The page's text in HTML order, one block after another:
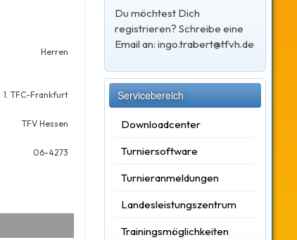
Herren
1. TFC-Frankfurt
TFV Hessen
06-4273
Du möchtest Dich
registrieren? Schreibe eine
Email an: ingo.trabert@tfvh.de
Servicebereich
Downloadcenter
Turniersoftware
Turnieranmeldungen
Landesleistungszentrum
Trainingsmöglichkeiten